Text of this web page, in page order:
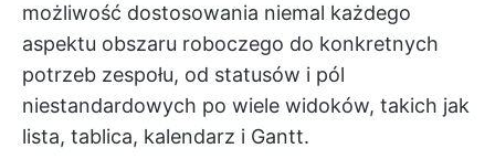
możliwość dostosowania niemal każdego
aspektu obszaru roboczego do konkretnych
potrzeb zespołu, od statusów i pól
niestandardowych po wiele widoków, takich jak
lista, tablica, kalendarz i Gantt.